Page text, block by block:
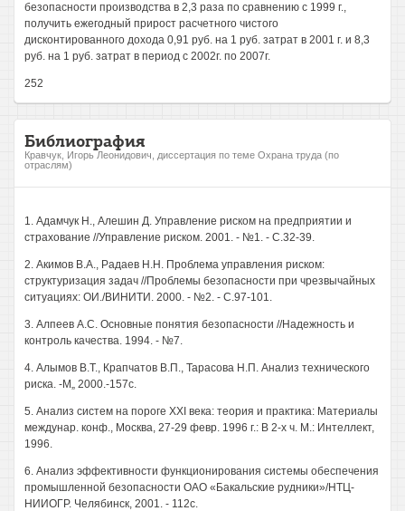
безопасности производства в 2,3 раза по сравнению с 1999 г.,
получить ежегодный прирост расчетного чистого
дисконтированного дохода 0,91 руб. на 1 руб. затрат в 2001 г. и 8,3
руб. на 1 руб. затрат в период с 2002г. по 2007г.
252
Библиография
Кравчук, Игорь Леонидович, диссертация по теме Охрана труда (по
отраслям)
1. Адамчук Н., Алешин Д. Управление риском на предприятии и
страхование //Управление риском. 2001. - №1. - С.32-39.
2. Акимов В.А., Радаев H.H. Проблема управления риском:
структуризация задач //Проблемы безопасности при чрезвычайных
ситуациях: ОИ./ВИНИТИ. 2000. - №2. - С.97-101.
3. Алпеев A.C. Основные понятия безопасности //Надежность и
контроль качества. 1994. - №7.
4. Алымов В.Т., Крапчатов В.П., Тарасова Н.П. Анализ технического
риска. -М„ 2000.-157с.
5. Анализ систем на пороге XXI века: теория и практика: Материалы
междунар. конф., Москва, 27-29 февр. 1996 г.: В 2-х ч. М.: Интеллект,
1996.
6. Анализ эффективности функционирования системы обеспечения
промышленной безопасности ОАО «Бакальские рудники»/НТЦ-
НИИОГР. Челябинск, 2001. - 112с.